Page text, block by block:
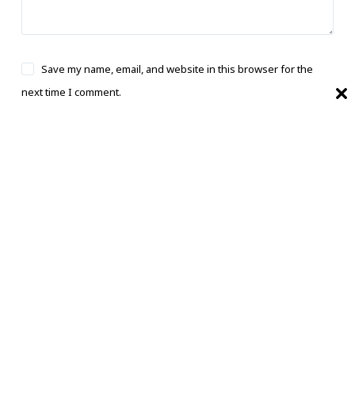
Save my name, email, and website in this browser for the
next time I comment.